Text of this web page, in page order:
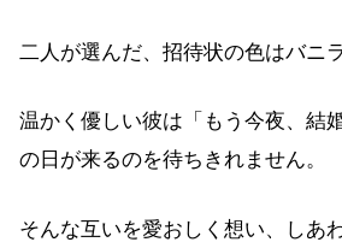
二人が選んだ、招待状の色はバニ
温かく優しい彼は「もう今夜、結
の日が来るのを待ちきれません。
そんな互いを愛おしく想い、しあ